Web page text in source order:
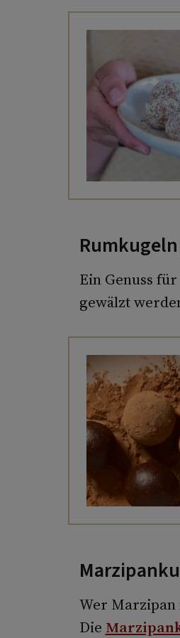
Rumkugeln
Ein Genuss
gewälzt
Wer Marzipan
Die